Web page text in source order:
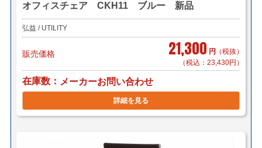
オフィスチェア CKH11 ブルー 新品
弘益 / UTILITY
販売価格 21,300 円 （税抜）
（税込：23,430円）
在庫数 メーカーお問い合わせ
詳細を見る